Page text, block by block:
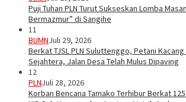
Puji Tuhan PLN Turut Sukseskan Lomba
Bermazmur” di Sangihe
11
BUMNJuli 29, 2026
Berkat TJSL PLN Suluttenggo, Petani Kacang
Sejahtera, Jalan Desa Telah Mulus Dipaving
12
PLNJuli 28, 2026
Korban Bencana Tamako Terhibur Berkat